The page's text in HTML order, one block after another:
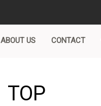
ABOUT US CONTACT
TOP